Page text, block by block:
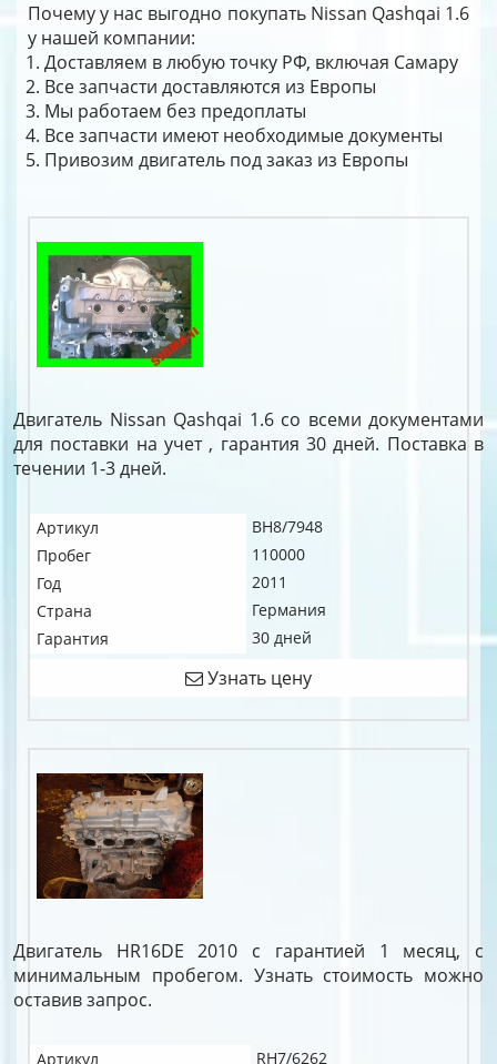
Почему у нас выгодно покупать Nissan Qashqai 1.6
у нашей компании:
Доставляем в любую точку РФ, включая Самару
Все запчасти доставляются из Европы
Мы работаем без предоплаты
Все запчасти имеют необходимые документы
Привозим двигатель под заказ из Европы
Двигатель Nissan Qashqai 1.6 со всеми документами
для поставки на учет , гарантия 30 дней. Поставка в
течении 1-3 дней.
Артикул
BH8/7948
Пробег
110000
Год
2011
Страна
Германия
Гарантия
30 дней
Узнать цену
Двигатель HR16DE 2010 с гарантией 1 месяц, с
минимальным пробегом. Узнать стоимость можно
оставив запрос.
Артикул RH7/6262